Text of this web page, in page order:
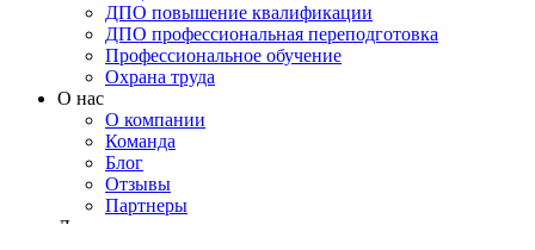
ДПО повышение квалификации
ДПО профессиональная переподготовка
Профессиональное обучение
Охрана труда
О нас
О компании
Команда
Блог
Отзывы
Партнеры
Деятельность